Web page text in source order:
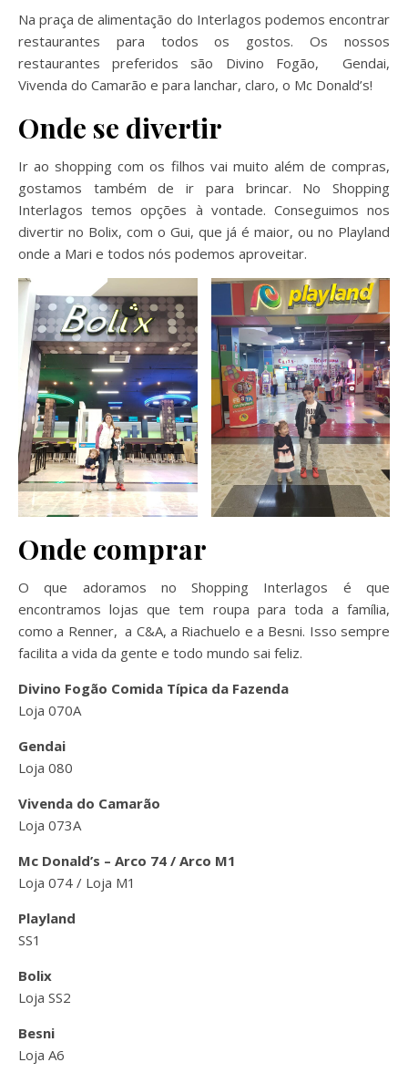
Na praça de alimentação do Interlagos podemos encontrar
restaurantes para todos os gostos. Os nossos
restaurantes preferidos são Divino Fogão, Gendai,
Vivenda do Camarão e para lanchar, claro, o Mc Donald’s!
Onde se divertir
Ir ao shopping com os filhos vai muito além de compras,
gostamos também de ir para brincar. No Shopping
Interlagos temos opções à vontade. Conseguimos nos
divertir no Bolix, com o Gui, que já é maior, ou no Playland
onde a Mari e todos nós podemos aproveitar.
Onde comprar
O que adoramos no Shopping Interlagos é que
encontramos lojas que tem roupa para toda a família,
como a Renner, a C&A, a Riachuelo e a Besni. Isso sempre
facilita a vida da gente e todo mundo sai feliz.
Divino Fogão Comida Típica da Fazenda
Loja 070A
Gendai
Loja 080
Vivenda do Camarão
Loja 073A
Mc Donald’s – Arco 74 / Arco M1
Loja 074 / Loja M1
Playland
SS1
Bolix
Loja SS2
Besni
Loja A6